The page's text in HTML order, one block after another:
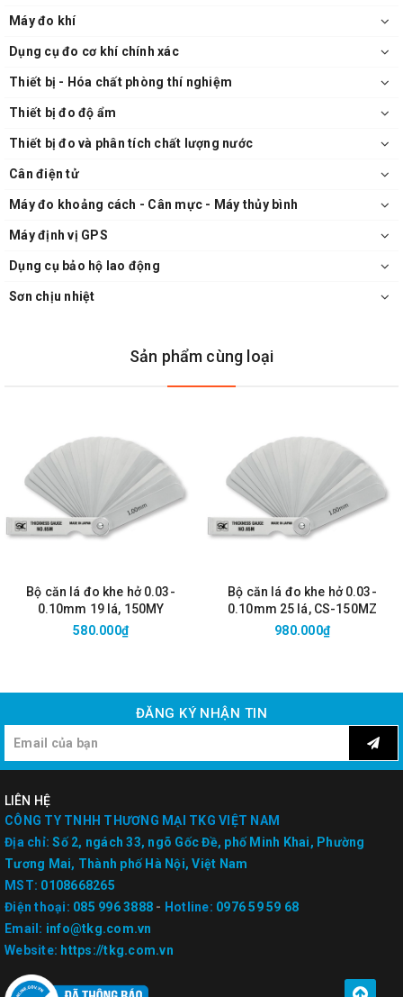
Máy đo khí
Dụng cụ đo cơ khí chính xác
Thiết bị - Hóa chất phòng thí nghiệm
Thiết bị đo độ ẩm
Thiết bị đo và phân tích chất lượng nước
Cân điện tử
Máy đo khoảng cách - Cân mực - Máy thủy bình
Máy định vị GPS
Dụng cụ bảo hộ lao động
Sơn chịu nhiệt
Sản phẩm cùng loại
Bộ căn lá đo khe hở 0.03-
0.10mm 19 lá, 150MY
580.000₫
Bộ căn lá đo khe hở 0.03-
0.10mm 25 lá, CS-150MZ
980.000₫
ĐĂNG KÝ NHẬN TIN
LIÊN HỆ
CÔNG TY TNHH THƯƠNG MẠI TKG VIỆT NAM
Địa chỉ: Số 2, ngách 33, ngõ Gốc Đề, phố Minh Khai, Phường
Tương Mai, Thành phố Hà Nội, Việt Nam
MST: 0108668265
Điện thoại: 085 996 3888 - Hotline: 0976 59 59 68
Email: info@tkg.com.vn
Website: https://tkg.com.vn